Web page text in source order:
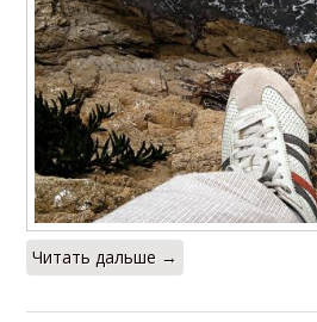
Читать дальше →